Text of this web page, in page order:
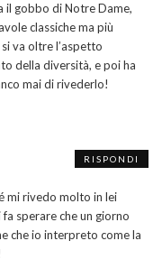
il gobbo di Notre Dame,
classiche ma più
va oltre l’aspetto
della diversità, e poi ha
mai di rivederlo!
mi rivedo molto in lei
sperare che un giorno
che io interpreto come la
RISPONDI
reserved